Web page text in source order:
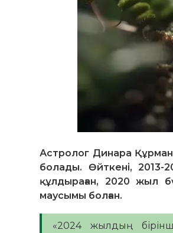
Астролог Динара
болады. Өйткені,
құлдыраған, 2020 жыл
маусымы болған.
«2024 жылдың